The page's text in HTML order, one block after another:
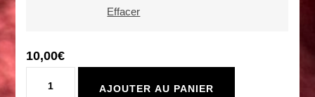
à
Effacer
10,00€
AJOUTER AU PANIER